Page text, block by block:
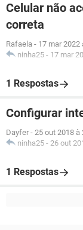
Celular não
correta
Rafaela - 17 mar 2022
ninha25 - 17 mar
1 Respostas
Configurar
Dayfer - 25 out 2018 à
ninha25 - 26 out
1 Respostas